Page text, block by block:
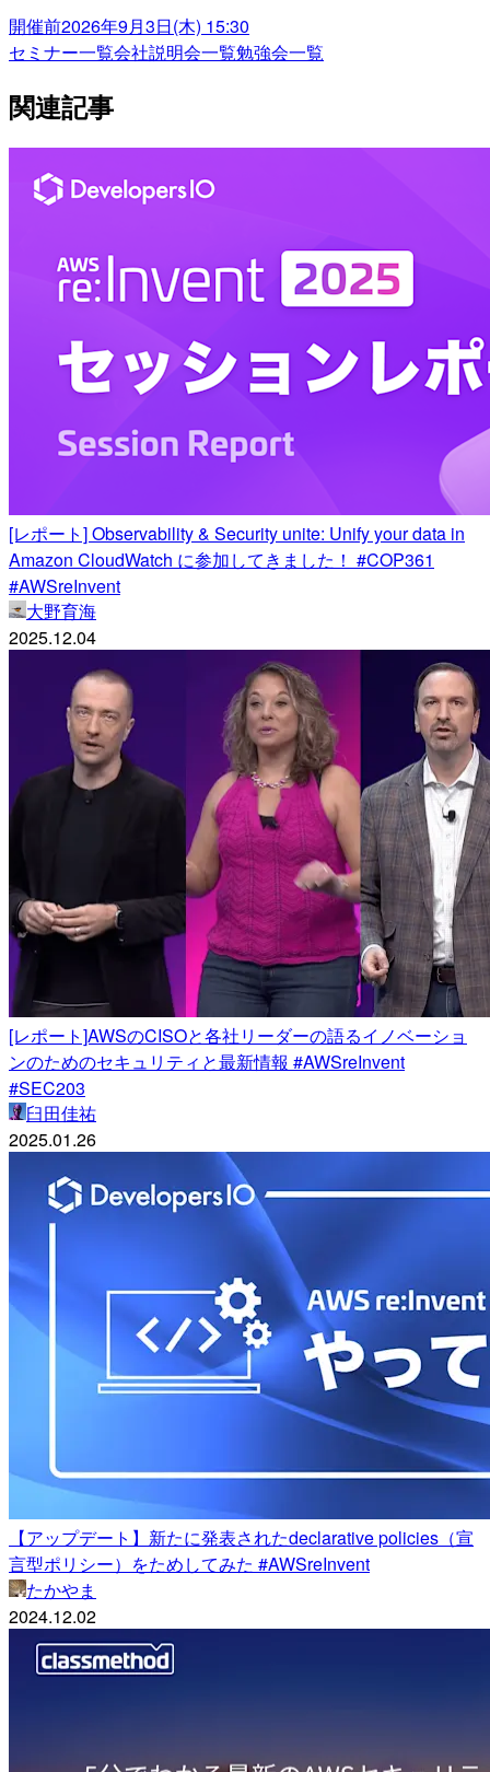
開催前2026年9月3日(木) 15:30
セミナー一覧会社説明会一覧勉強会一覧
関連記事
[レポート] Observability & Security unite: Unify your data in
Amazon CloudWatch に参加してきました！ #COP361
#AWSreInvent
大野育海
2025.12.04
[レポート]AWSのCISOと各社リーダーの語るイノベーショ
ンのためのセキュリティと最新情報 #AWSreInvent
#SEC203
臼田佳祐
2025.01.26
【アップデート】新たに発表されたdeclarative policies（宣
言型ポリシー）をためしてみた #AWSreInvent
たかやま
2024.12.02